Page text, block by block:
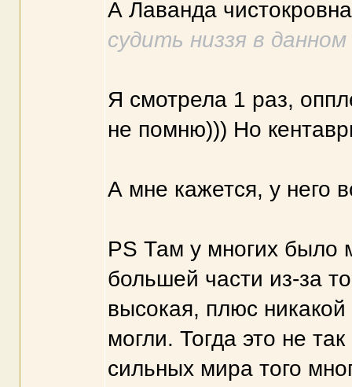
А Лаванда
судить низзя в данном
Я смотрела 1 раз,
не помню))) Но
А мне кажется, у него
PS Там у многих было
большей части из-за
высокая, плюс
могли. Тогда это не
сильных мира того